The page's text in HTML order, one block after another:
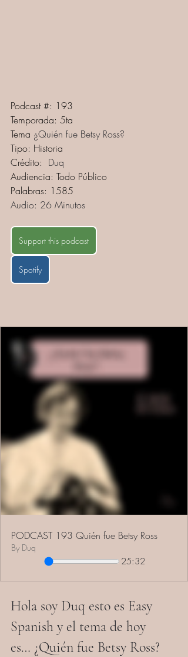
Podcast #: 193
Temporada: 5ta
Tema ¿Quién fue Betsy Ross?
Tipo: Historia
Crédito: Duq
Audiencia: Todo Público
Palabras: 1585
Audio: 26 Minutos
Support this podcast
Spotify
PODCAST 193 Quién fue Betsy Ross
By Duq
25:32
Hola soy Duq esto es Easy
Spanish y el tema de hoy
es… ¿Quién fue Betsy Ross?